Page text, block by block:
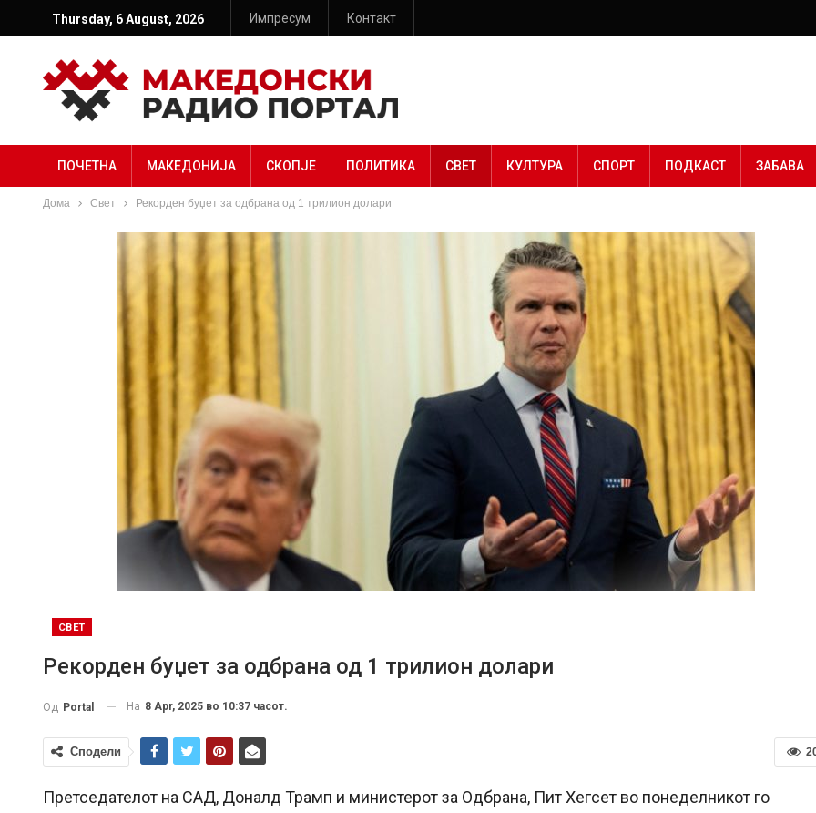
Thursday, 6 August, 2026 Импресум Контакт
ПОЧЕТНА МАКЕДОНИЈА СКОПЈЕ ПОЛИТИКА СВЕТ КУЛТУРА СПОРТ ПОДКАСТ ЗАБАВА
Дома Свет Рекорден буџет за одбрана од 1 трилион долари
СВЕТ
Рекорден буџет за одбрана од 1 трилион долари
Од Portal На 8 Apr, 2025 во 10:37 часот.
Сподели
Претседателот на САД, Доналд Трамп и министерот за Одбрана, Пит Хегсет во понеделникот го